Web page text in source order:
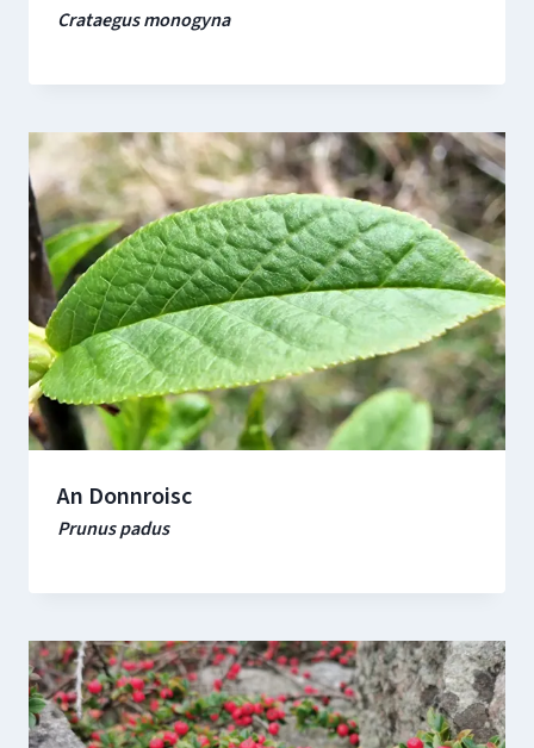
Crataegus monogyna
An Donnroisc
Prunus padus